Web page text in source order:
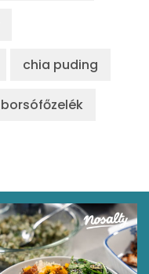
chia puding
borsófőzelék